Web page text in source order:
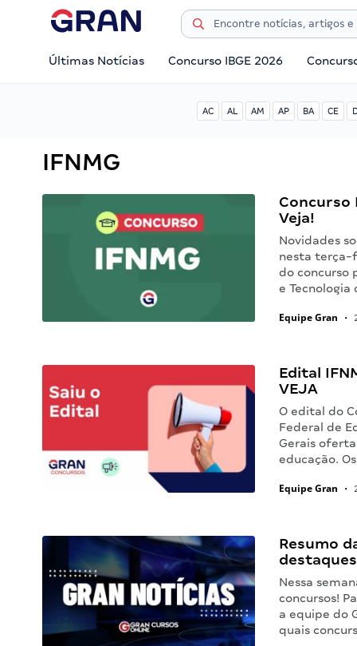
Últimas Notícias Concurso IBGE 2026
AC AL AM AP BA CE
IFNMG
Concurso
Veja!
Novidades
nesta terça-
do concurso
e Tecnologia
Equipe Gran •
Edital
VEJA
O edital do
Federal de
Gerais
educação.
Equipe Gran •
Resumo
Nessa
concursos!
a equipe do
quais